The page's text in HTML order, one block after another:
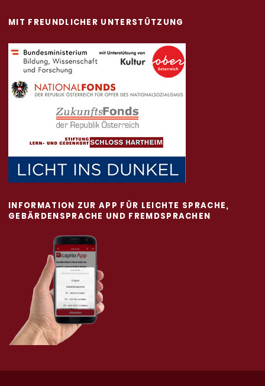
MIT FREUNDLICHER UNTERSTÜTZUNG
INFORMATION ZUR APP FÜR LEICHTE SPRACHE,
GEBÄRDENSPRACHE UND FREMDSPRACHEN